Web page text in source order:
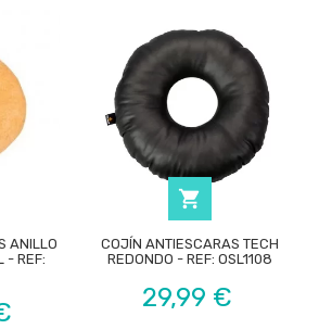
ANILLO
- REF:

COJÍN ANTIESCARAS TECH
REDONDO - REF: OSL1108
Precio
29,99 €